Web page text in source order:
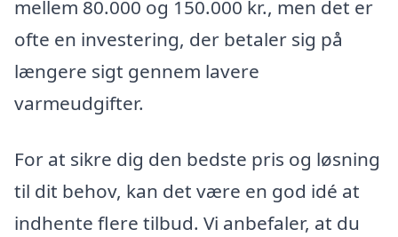
mellem 80.000 og 150.000 kr., men det er
ofte en investering, der betaler sig på
længere sigt gennem lavere
varmeudgifter.
For at sikre dig den bedste pris og løsning
til dit behov, kan det være en god idé at
indhente flere tilbud. Vi anbefaler, at du